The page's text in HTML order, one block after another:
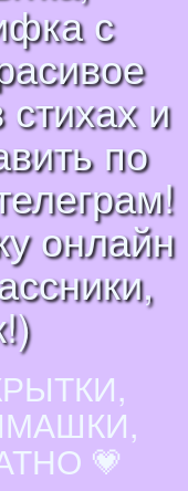
с
и
по
онлайн
💗